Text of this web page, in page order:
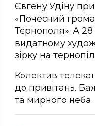
Євгену Удіну
«Почесний
Тернополя». А
видатному
зірку на
Колектив
до привітань.
та мирного неба.